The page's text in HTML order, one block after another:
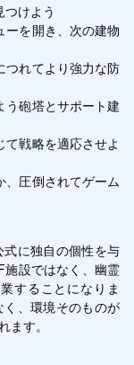
けよう
ーを開き、次の建物
つれてより強力な防
う砲塔とサポート建
戦略を適応させよ
、圧倒されてゲーム
に独自の個性を与
施設ではなく、幽霊
することになりま
、環境そのものが
す。